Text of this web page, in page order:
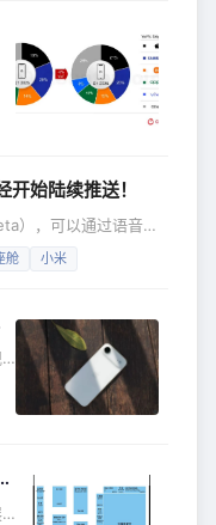
开始陆续推送！
），可以通过语音实
用户如变道、调速、
全程保持关注，并随
通勤场景和商圈区域
进出停车场衔接等
舱 小米